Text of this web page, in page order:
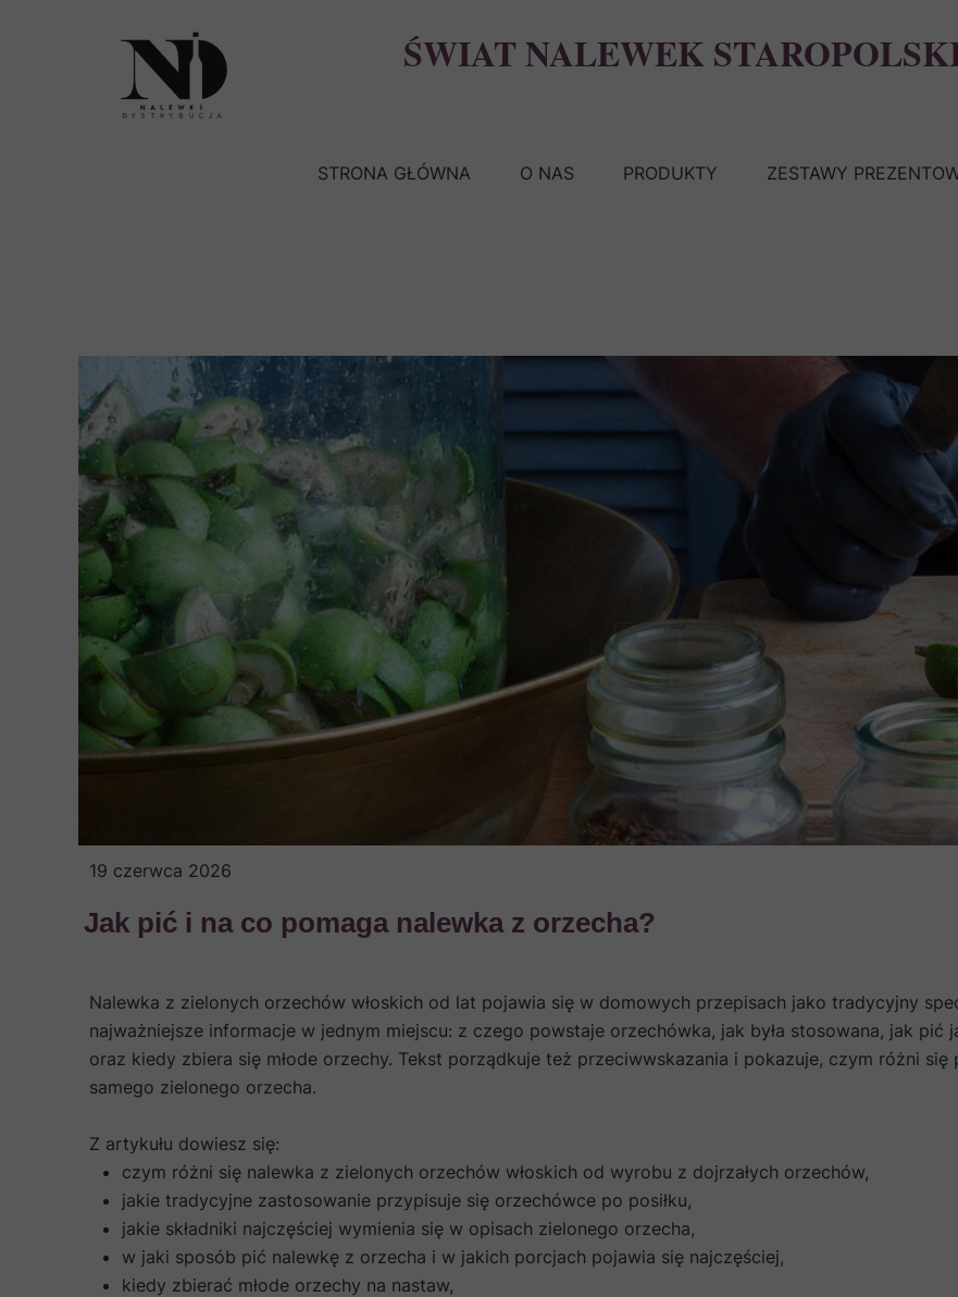
ŚWIAT NALEWEK
STRONA GŁÓWNA O NAS PRODUKTY ZESTAWY
19 czerwca 2026
Jak pić i na co pomaga nalewka z orzecha?
Nalewka z zielonych orzechów włoskich od lat pojawia się w domowych przepisach jako tradycyjny
najważniejsze informacje w jednym miejscu: z czego powstaje orzechówka, jak była stosowana, jak pić
oraz kiedy zbiera się młode orzechy. Tekst porządkuje też przeciwwskazania i pokazuje, czym różni
samego zielonego orzecha.
Z artykułu dowiesz się:
czym różni się nalewka z zielonych orzechów włoskich od wyrobu z dojrzałych orzechów,
jakie tradycyjne zastosowanie przypisuje się orzechówce po posiłku,
jakie składniki najczęściej wymienia się w opisach zielonego orzecha,
w jaki sposób pić nalewkę z orzecha i w jakich porcjach pojawia się najczęściej,
kiedy zbierać młode orzechy na nastaw,